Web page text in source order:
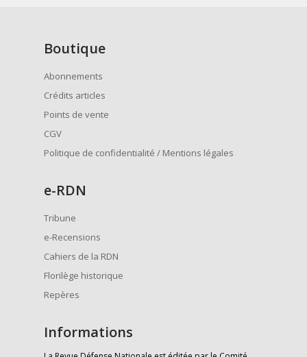
Boutique
Abonnements
Crédits articles
Points de vente
CGV
Politique de confidentialité / Mentions légales
e-RDN
Tribune
e-Recensions
Cahiers de la RDN
Florilège historique
Repères
Informations